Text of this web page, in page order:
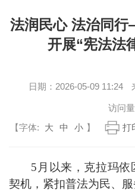
法润民心 法治同
开展“宪法法
日期： 2026-05-09 11:24
访问量
【字体:
大 中 小 】 打
5 月以来，克拉玛依
契机，紧扣普法为民、